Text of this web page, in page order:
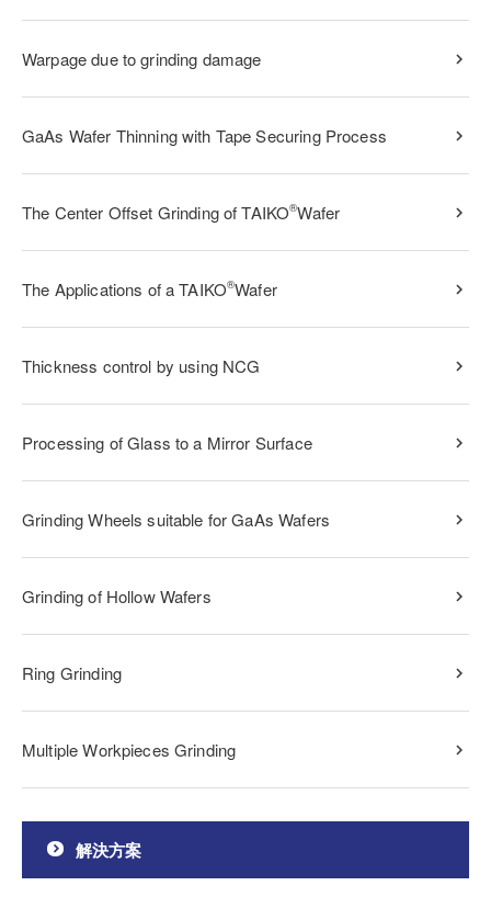
Warpage due to grinding damage
GaAs Wafer Thinning with Tape Securing Process
The Center Offset Grinding of TAIKO®Wafer
The Applications of a TAIKO®Wafer
Thickness control by using NCG
Processing of Glass to a Mirror Surface
Grinding Wheels suitable for GaAs Wafers
Grinding of Hollow Wafers
Ring Grinding
Multiple Workpieces Grinding
解決方案